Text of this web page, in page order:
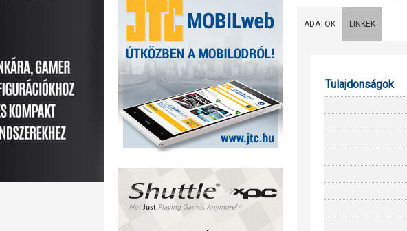
ADATOK LINKEK
Tulajdonságok